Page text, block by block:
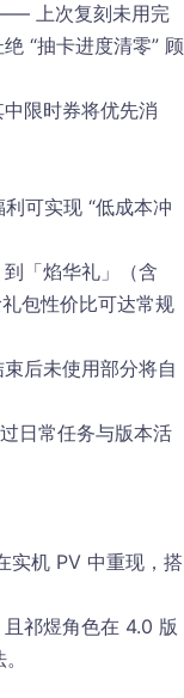
上次复刻未用完
“抽卡进度清零” 顾
限时券将优先消
可实现 “低成本冲
「焰华礼」（含
包性价比可达常规
后未使用部分将自
日常任务与版本活
实机 PV 中重现，搭
祁煜角色在 4.0 版